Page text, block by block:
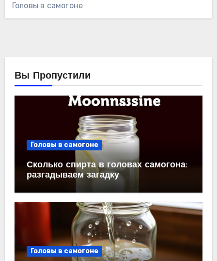
Головы в самогоне
Вы Пропустили
Головы в самогоне
Сколько спирта в головах самогона:
разгадываем загадку
Головы в самогоне